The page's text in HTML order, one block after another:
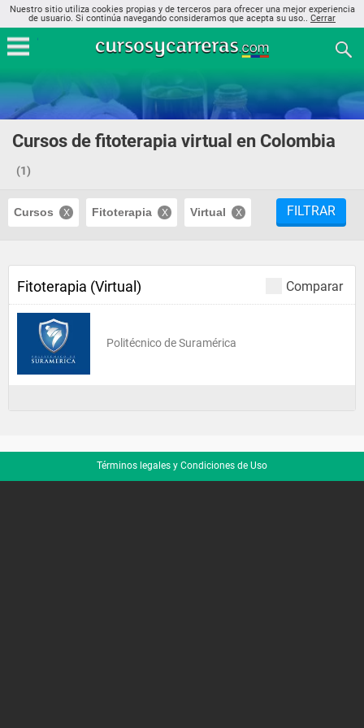
Nuestro sitio utiliza cookies propias y de terceros para ofrecer una mejor experiencia
de usuario. Si continúa navegando consideramos que acepta su uso.. Cerrar
Cursos de fitoterapia virtual en Colombia
(1)
Cursos Fitoterapia Virtual FILTRAR
Comparar
Fitoterapia (Virtual)
Politécnico de Suramérica
Términos legales y Condiciones de Uso